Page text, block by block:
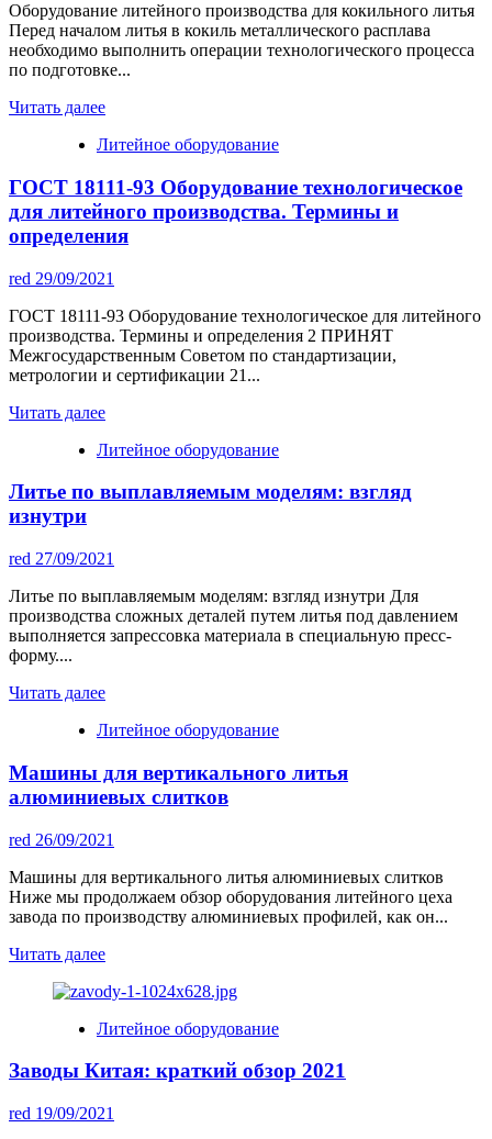
Оборудование литейного производства для кокильного литья
Перед началом литья в кокиль металлического расплава
необходимо выполнить операции технологического процесса
по подготовке...
Читать далее
Литейное оборудование
ГОСТ 18111-93 Оборудование технологическое
для литейного производства. Термины и
определения
red 29/09/2021
ГОСТ 18111-93 Оборудование технологическое для литейного
производства. Термины и определения 2 ПРИНЯТ
Межгосударственным Советом по стандартизации,
метрологии и сертификации 21...
Читать далее
Литейное оборудование
Литье по выплавляемым моделям: взгляд
изнутри
red 27/09/2021
Литье по выплавляемым моделям: взгляд изнутри Для
производства сложных деталей путем литья под давлением
выполняется запрессовка материала в специальную пресс-
форму....
Читать далее
Литейное оборудование
Машины для вертикального литья
алюминиевых слитков
red 26/09/2021
Машины для вертикального литья алюминиевых слитков
Ниже мы продолжаем обзор оборудования литейного цеха
завода по производству алюминиевых профилей, как он...
Читать далее
Литейное оборудование
Заводы Китая: краткий обзор 2021
red 19/09/2021